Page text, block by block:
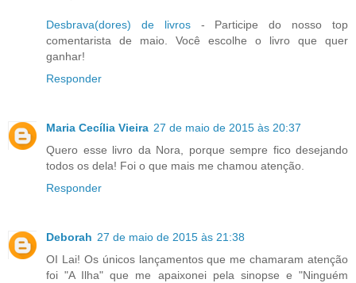
Desbrava(dores) de livros- Participe do nosso top
comentarista de maio. Você escolhe o livro que quer
ganhar!
Responder
Maria Cecília Vieira 27 de maio de 2015 às 20:37
Quero esse livro da Nora, porque sempre fico desejando
todos os dela! Foi o que mais me chamou atenção.
Responder
Deborah 27 de maio de 2015 às 21:38
OI Lai! Os únicos lançamentos que me chamaram atenção
foi "A Ilha" que me apaixonei pela sinopse e "Ninguém